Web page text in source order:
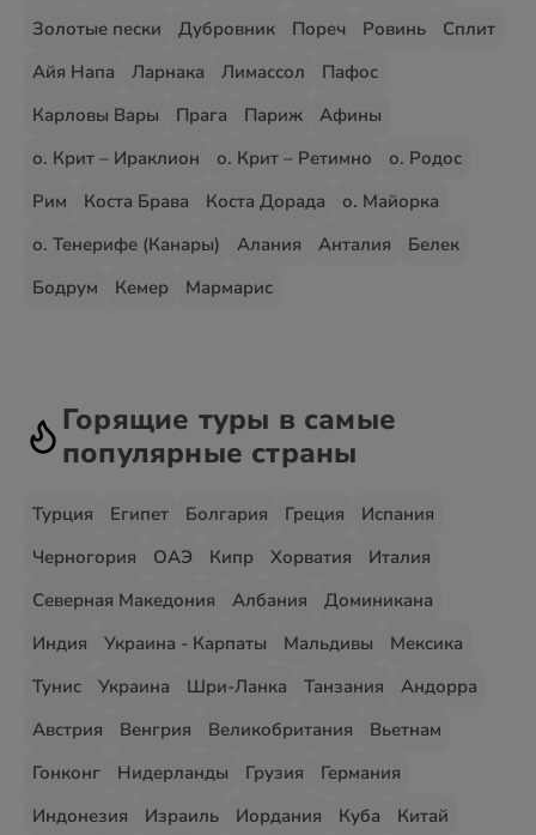
Золотые пески
Дубровник Пореч Ровинь
Сплит
Айя Напа
Ларнака Лимассол
Пафос
Карловы Вары
Прага Париж
Афины
о. Крит – Ираклион
о. Крит – Ретимно
о. Родос
Рим
Коста Брава Коста Дорада
о. Майорка
о. Тенерифе (Канары)
Алания Анталия
Белек
Бодрум
Кемер Мармарис
Горящие туры в самые
популярные страны
Турция Египет Болгария Греция
Испания
Черногория
ОАЭ Кипр Хорватия
Италия
Северная Македония
Албания
Доминикана
Индия
Украина - Карпаты Мальдивы
Мексика
Тунис
Украина Шри-Ланка Танзания
Андорра
Австрия
Венгрия Великобритания
Вьетнам
Гонконг
Нидерланды Грузия
Германия
Индонезия
Израиль Иордания Куба
Китай